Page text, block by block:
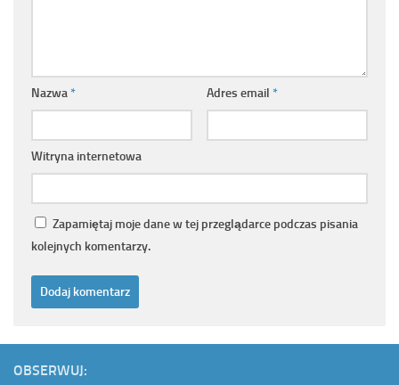
Nazwa* Adres email *
Witryna internetowa
Zapamiętaj moje dane w tej przeglądarce podczas pisania
kolejnych komentarzy.
OBSERWUJ: